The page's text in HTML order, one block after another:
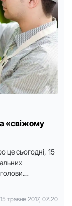
«свіжому
це сьогодні, 15
15 травня 2017, 07:20